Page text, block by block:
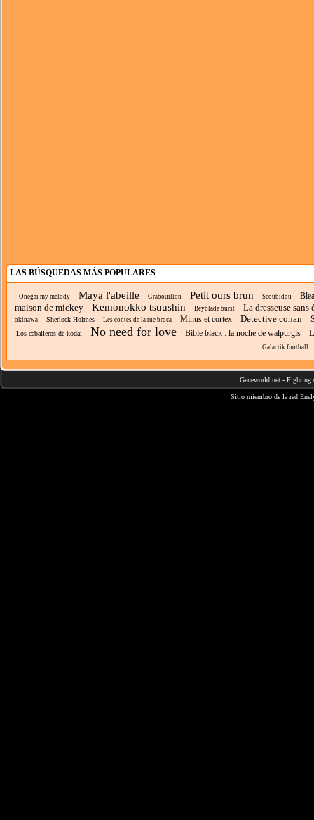
LAS BÚSQUEDAS MÁS POPULARES
Onegai my melody Maya l'abeille Grabouillon Petit ours brun Scoubidou
maison de mickey Kemonokko tsuushin Beyblade burst La dresseuse
okinawa Sherlock Holmes Les contes de la rue broca Minus et cortex Detective conan
Los caballeros de kodai No need for love Bible black : la noche de walpurgis
Galactik football
Geneworld.net - Fighting
Sitio miembro de la red